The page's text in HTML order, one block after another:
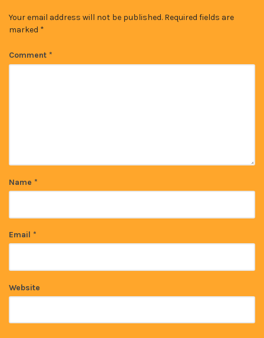
Your email address will not be published. Required fields are
marked *
Comment *
Name *
Email *
Website